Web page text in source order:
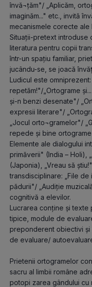
învă¬ţăm"/ „Aplicăm,
imaginăm..." etc., invită
mecanismele corecte ale
Situaţii-pretext introduse
literatura pentru copii
într-un spaţiu familiar,
jucându-se, se joacă
Ludicul este
repetăm!"/„Ortograme
şi-n benzi desenate"/
expresii literare"/
„Jocul orto¬gramelor"/
repede şi bine
Elemente ale dialogului
primăverii" (India – Holi),
(Japonia), „Vreau să
transdisciplinare: „File
pădurii"/ „Audiţie
cognitivă a elevilor.
Lucrarea conţine şi texte
tipice, module de
preponderent obiectivi
de evaluare/
Prietenii ortogramelor
sacru al limbii române
potopi zarea gândului cu